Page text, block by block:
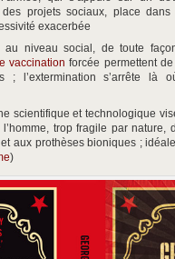
des projets sociaux, place
exacerbée
au niveau social, de toute
vaccination forcée permettent
; l’extermination s’arrête là
scientifique et technologique
trop fragile par nature,
aux prothèses bioniques ;
)